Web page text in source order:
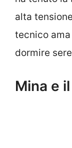
alta
tecnico
dormire
Mina e